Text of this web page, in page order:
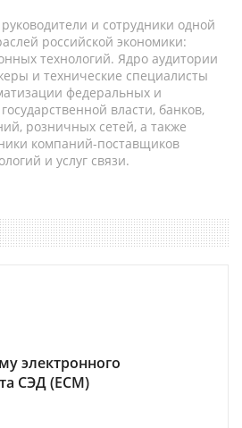
и сотрудники одной
российской экономики:
технологий. Ядро аудитории
и технические специалисты
федеральных и
власти, банков,
розничных сетей, а также
компаний-поставщиков
и услуг связи.
электронного
СЭД (ECM)